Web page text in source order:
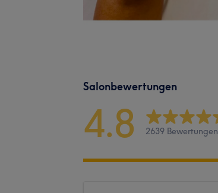
Salonbewertungen
4.8 2639 Bewertungen